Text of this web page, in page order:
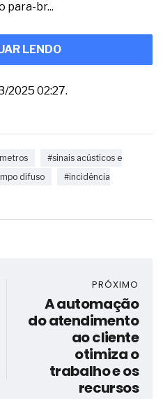
para-br...
LENDO
2025 02:27.
#sinais acústicos e
difuso
#incidência
PRÓXIMO
A automação
do atendimento
ao cliente
otimiza o
trabalho e os
recursos